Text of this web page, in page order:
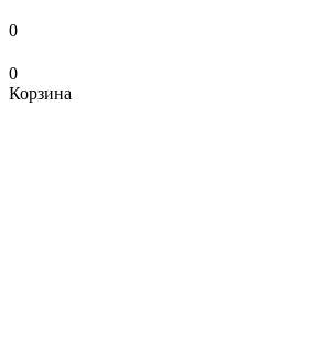
0
0
Корзина